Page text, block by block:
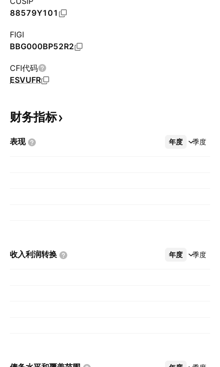
88579Y101
FIGI
BBG000BP52R2
CFI代码
ESVUFR
财务指标
表现 年度 季度
更多
收入利润转换 年度 季度
更多